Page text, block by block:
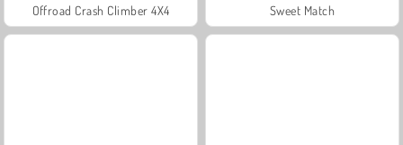
Offroad Crash Climber 4X4 Sweet Match